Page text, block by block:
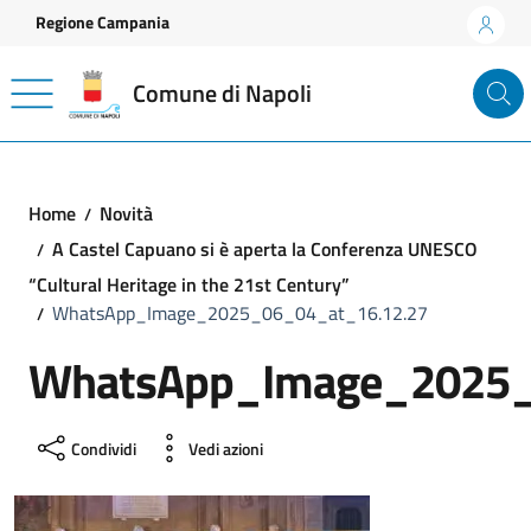
Vai ai contenuti
Vai al footer
Regione Campania
Comune di Napoli
Home
Novità
A Castel Capuano si è aperta la Conferenza UNESCO
“Cultural Heritage in the 21st Century”
WhatsApp_Image_2025_06_04_at_16.12.27
Condividi Vedi azioni